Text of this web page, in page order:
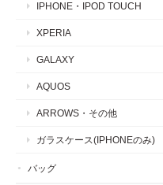
IPHONE・IPOD TOUCH
XPERIA
GALAXY
AQUOS
ARROWS・その他
ガラスケース(IPHONEのみ)
バッグ